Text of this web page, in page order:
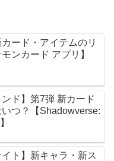
カード・アイテムのリ
ンカード アプリ】
ンド】第7弾 新カード
つ？【Shadowverse:
イト】新キャラ・新ス